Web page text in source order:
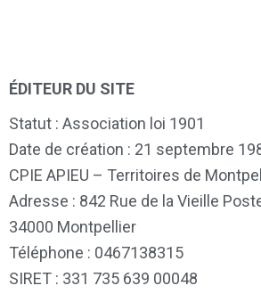
ÉDITEUR DU SITE
Statut : Association loi 1901
Date de création : 21 septembre
CPIE APIEU – Territoires de
Adresse : 842 Rue de la Vieille
34000 Montpellier
Téléphone : 0467138315
SIRET : 331 735 639 00048